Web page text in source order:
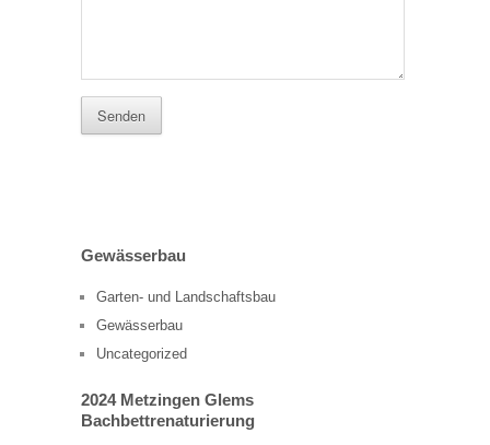
Gewässerbau
Garten- und Landschaftsbau
Gewässerbau
Uncategorized
2024 Metzingen Glems
Bachbettrenaturierung